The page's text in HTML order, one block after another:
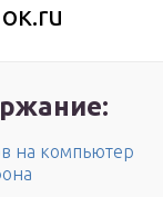
на компьютер